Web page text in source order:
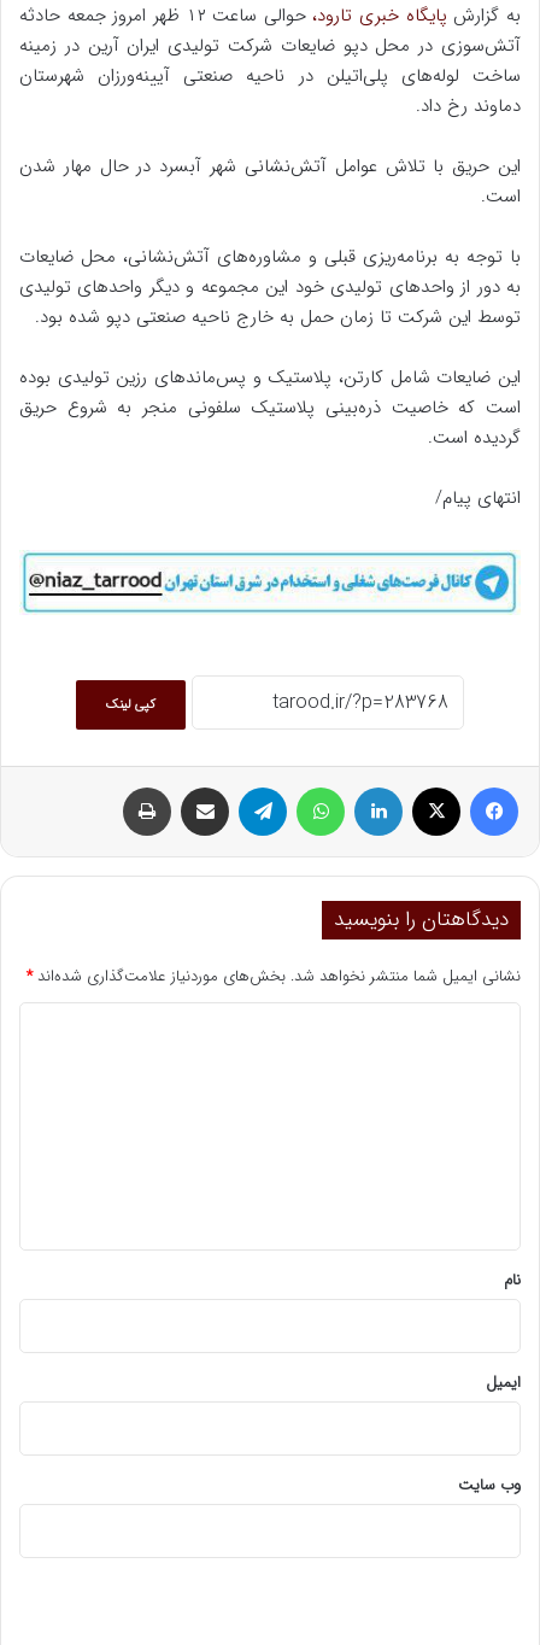
به گزارش پایگاه خبری تارود،
حوالی ساعت ١٢ ظهر امروز جمعه حادثه
آتش‌سوزی در محل دپو ضایعات شرکت تولیدی ایران آرین در زمینه
ساخت لوله‌های پلی‌اتیلن در ناحیه صنعتی آیینه‌ورزان شهرستان
دماوند رخ داد.
این حریق با تلاش عوامل آتش‌نشانی شهر آبسرد در حال مهار شدن
است.
با توجه به برنامه‌ریزی قبلی و مشاوره‌های آتش‌نشانی، محل ضایعات
به دور از واحد‌های تولیدی خود این مجموعه و دیگر واحد‌های تولیدی
توسط این شرکت تا زمان حمل به خارج ناحیه صنعتی دپو شده بود.
این ضایعات شامل کارتن، پلاستیک و پس‌ماندهای رزین تولیدی بوده
است که خاصیت ذره‌بینی پلاستیک سلفونی منجر به شروع حریق
گردیده است.
انتهای پیام/
کپی لینک
ایکس
دیدگاهتان را بنویسید
نشانی ایمیل شما منتشر نخواهد شد. بخش‌های موردنیاز علامت‌گذاری شده‌اند*
نام
ایمیل
وب‌ سایت